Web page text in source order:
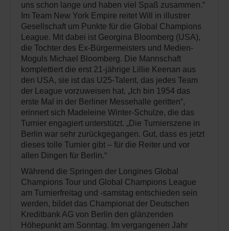
uns schon lange und haben viel Spaß zusammen.“
Im Team New York Empire reitet Will in illustrer
Gesellschaft um Punkte für die Global Champions
League. Mit dabei ist Georgina Bloomberg (USA),
die Tochter des Ex-Bürgermeisters und Medien-
Moguls Michael Bloomberg. Die Mannschaft
komplettiert die erst 21-jährige Lillie Keenan aus
den USA, sie ist das U25-Talent, das jedes Team
der League vorzuweisen hat. „Ich bin 1954 das
erste Mal in der Berliner Messehalle geritten“,
erinnert sich Madeleine Winter-Schulze, die das
Turnier engagiert unterstützt. „Die Turnierszene in
Berlin war sehr zurückgegangen. Gut, dass es jetzt
dieses tolle Turnier gibt – für die Reiter und vor
allen Dingen für Berlin.“
Während die Springen der Longines Global
Champions Tour und Global Champions League
am Turnierfreitag und -samstag entschieden sein
werden, bildet das Championat der Deutschen
Kreditbank AG von Berlin den glänzenden
Höhepunkt am Sonntag. Im vergangenen Jahr